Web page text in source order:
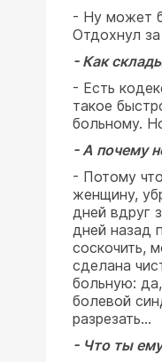
- Ну может
Отдохнул
- Как
- Есть
такое
больному.
- А почему
- Потому
женщину,
дней вдруг
дней назад
соскочить,
сделана
больную:
болевой
разрезать...
- Что ты